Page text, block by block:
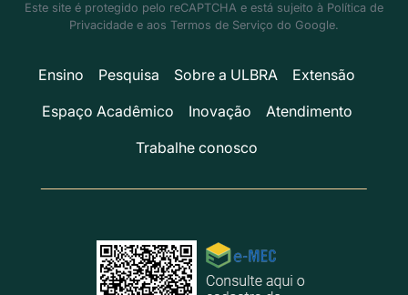
Este site é protegido pelo reCAPTCHA e está sujeito à Política de
Privacidade e aos Termos de Serviço do Google.
Ensino Pesquisa Sobre a ULBRA
Extensão
Espaço Acadêmico
Inovação
Atendimento
Trabalhe conosco